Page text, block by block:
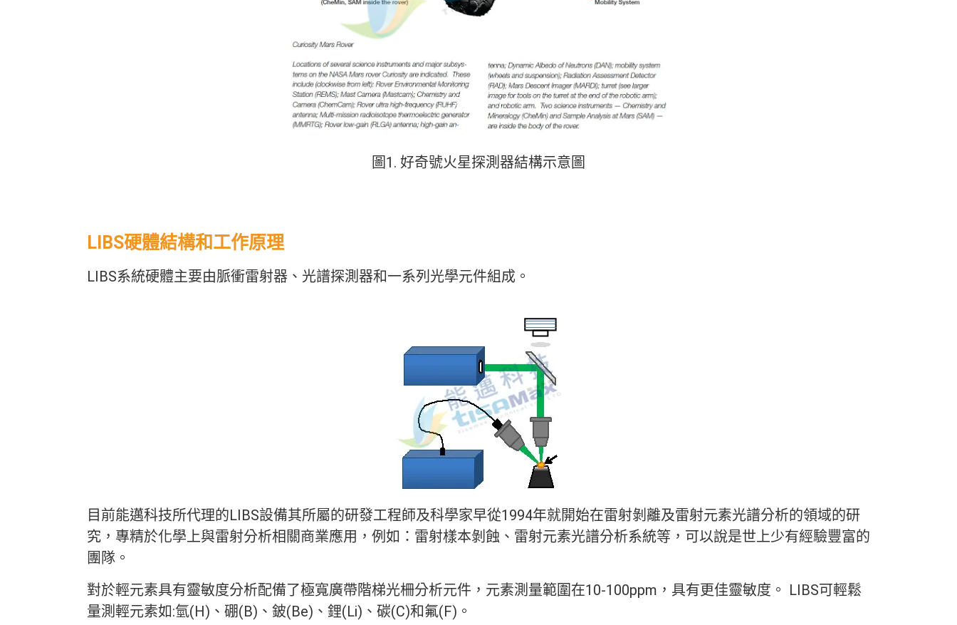
圖1. 好奇號火星探測器結構示意圖
LIBS硬體結構和工作原理
LIBS系統硬體主要由脈衝雷射器、光譜探測器和一系列光學元件組成。
目前能邁科技所代理的LIBS設備其所屬的研發工程師及科學家早從1994年就開始在雷射剝離及雷射元素光譜分析的領域的研
究，專精於化學上與雷射分析相關商業應用，例如：雷射樣本剝蝕、雷射元素光譜分析系統等，可以說是世上少有經驗豐富的
團隊。
對於輕元素具有靈敏度分析配備了極寬廣帶階梯光柵分析元件，元素測量範圍在10-100ppm，具有更佳靈敏度。 LIBS可輕鬆
量測輕元素如:氫(H)、硼(B)、鈹(Be)、鋰(Li)、碳(C)和氟(F)。